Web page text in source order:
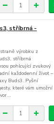
stříbrná -
výrobku z
stříbrná
pohlcující zvukový
každodenní život –
Buds3. Pyšní
které vám umožní